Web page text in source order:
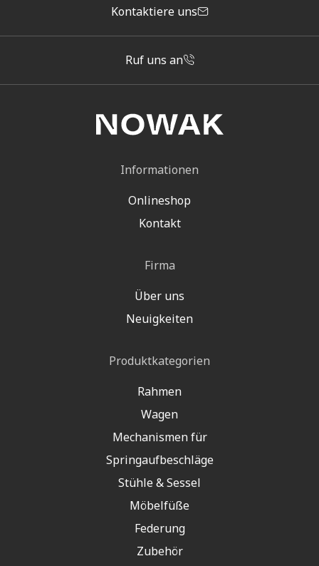
Kontaktiere uns
Ruf uns an
Informationen
Onlineshop
Kontakt
Firma
Über uns
Neuigkeiten
Produktkategorien
Rahmen
Wagen
Mechanismen für
Springaufbeschläge
Stühle & Sessel
Möbelfüße
Federung
Zubehör